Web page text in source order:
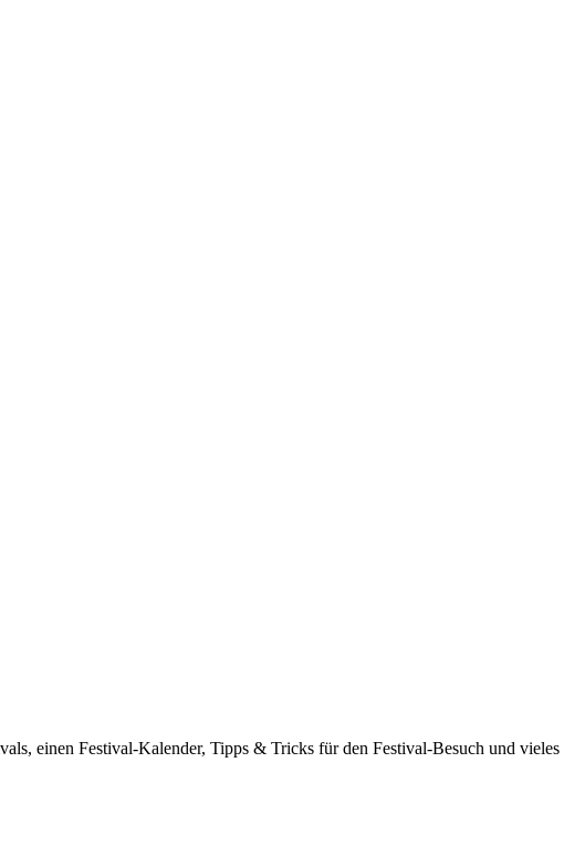
einen Festival-Kalender, Tipps & Tricks für den Festival-Besuch und vieles